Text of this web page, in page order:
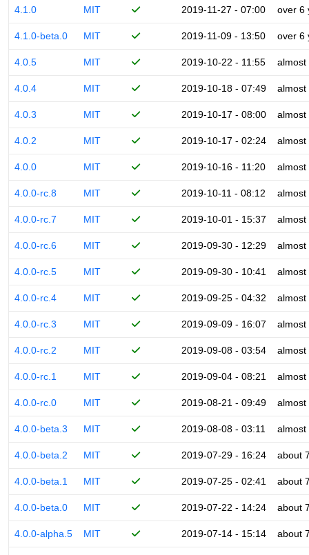
4.1.0 MIT 2019-11-27 - 07:00 over 6
4.1.0-beta.0 MIT 2019-11-09 - 13:50 over 6
4.0.5 MIT 2019-10-22 - 11:55 almost
4.0.4 MIT 2019-10-18 - 07:49 almost
4.0.3 MIT 2019-10-17 - 08:00 almost
4.0.2 MIT 2019-10-17 - 02:24 almost
4.0.0 MIT 2019-10-16 - 11:20 almost
4.0.0-rc.8 MIT 2019-10-11 - 08:12 almost
4.0.0-rc.7 MIT 2019-10-01 - 15:37 almost
4.0.0-rc.6 MIT 2019-09-30 - 12:29 almost
4.0.0-rc.5 MIT 2019-09-30 - 10:41 almost
4.0.0-rc.4 MIT 2019-09-25 - 04:32 almost
4.0.0-rc.3 MIT 2019-09-09 - 16:07 almost
4.0.0-rc.2 MIT 2019-09-08 - 03:54 almost
4.0.0-rc.1 MIT 2019-09-04 - 08:21 almost
4.0.0-rc.0 MIT 2019-08-21 - 09:49 almost
4.0.0-beta.3 MIT 2019-08-08 - 03:11 almost
4.0.0-beta.2 MIT 2019-07-29 - 16:24 about
4.0.0-beta.1 MIT 2019-07-25 - 02:41 about
4.0.0-beta.0 MIT 2019-07-22 - 14:24 about
4.0.0-alpha.5 MIT 2019-07-14 - 15:14 about